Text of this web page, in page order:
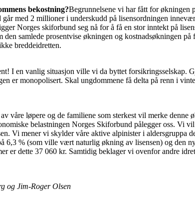
bekostning?Begrunnelsene vi har fått for økningen
med 2 millioner i underskudd på lisensordningen
Norges skiforbund seg nå for å få en stor inntekt på
samlede prosentvise økningen og kostnadsøkningen på
breddeidretten.
I en vanlig situasjon ville vi da byttet forsikringsselskap.
er monopolisert. Skal ungdommene få delta på renn i
våre løpere og de familiene som sterkest vil merke denne
belastningen Norges Skiforbund pålegger oss. Vi
Vi mener vi skylder våre aktive alpinister i aldersgruppa
6,3 % (som ville vært naturlig økning av lisensen) og den
er dette 37 060 kr. Samtidig beklager vi ovenfor andre
og Jim-Roger Olsen